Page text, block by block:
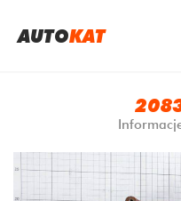
AUTOKAT